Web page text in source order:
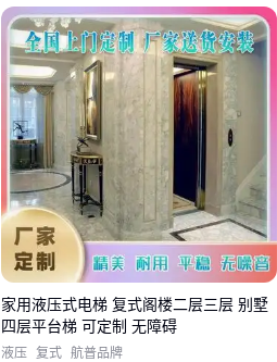
二、无机房与传统电
传统电梯与无机房电梯
空间占用
：无机房省
维护方式
：无机房采
的技术支持
成本结构：无机房初
价值可能更高
常见误区：认为无机房
过国家强制验收，关键
家用液压式电梯 复式阁楼二层三层 别墅
四层平台梯 可定制 无障碍
液压 复式 航普品牌